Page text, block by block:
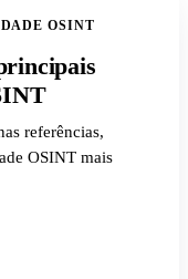
OSINT
referências,
OSINT mais